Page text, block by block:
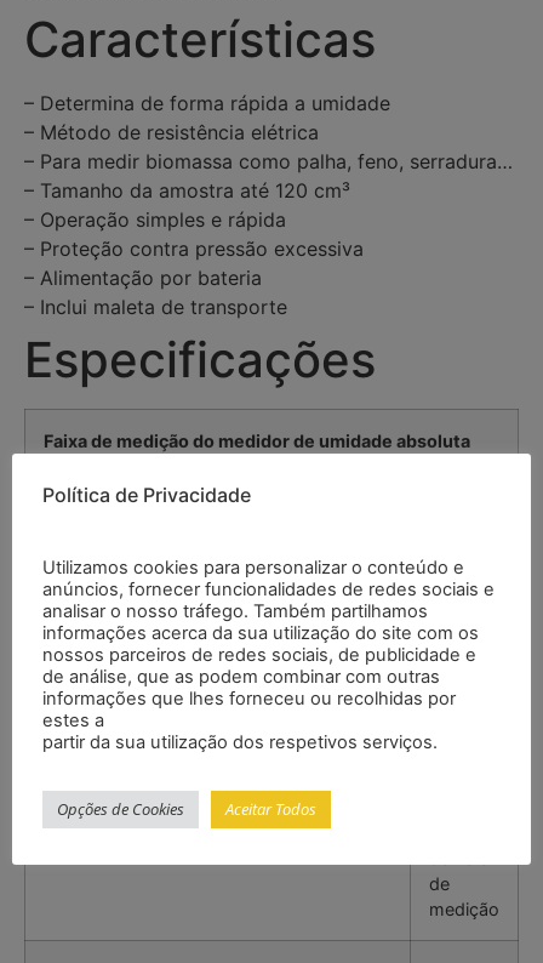
Características
– Determina de forma rápida a umidade
– Método de resistência elétrica
– Para medir biomassa como palha, feno, serradura…
– Tamanho da amostra até 120 cm³
– Operação simples e rápida
– Proteção contra pressão excessiva
– Alimentação por bateria
– Inclui maleta de transporte
Especificações
Faixa de medição do medidor de umidade absoluta
Serradura, granulados de madeira*
Feno, Palha
8 … 25
Informação geral sobre o medidor deumidade
absoluta
Precisão
de
medição
Política de Privacidade
Utilizamos cookies para personalizar o conteúdo e
anúncios, fornecer funcionalidades de redes sociais e
analisar o nosso tráfego. Também partilhamos
informações acerca da sua utilização do site com os
nossos parceiros de redes sociais, de publicidade e
de análise, que as podem combinar com outras
informações que lhes forneceu ou recolhidas por
estes a
partir da sua utilização dos respetivos serviços.
Opções de Cookies Aceitar Todos